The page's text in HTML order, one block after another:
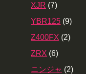
XJR (7)
YBR125 (9)
Z400FX (2)
ZRX (6)
ニンジャ (2)